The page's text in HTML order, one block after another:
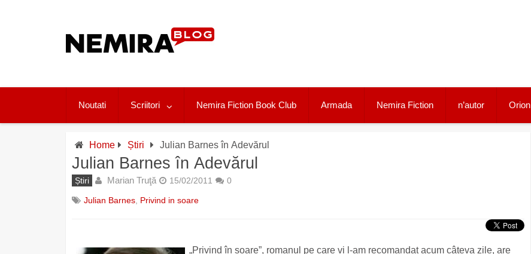
Noutati Scriitori Nemira Fiction Book Club Armada Nemira Fiction n’autor Orion
Home Știri Julian Barnes în Adevărul
Julian Barnes în Adevărul
Știri Marian Truţă 15/02/2011 0
Julian Barnes Privind in soare
„Privind în soare”, romanul pe care vi l-am recomandat acum câteva zile, are